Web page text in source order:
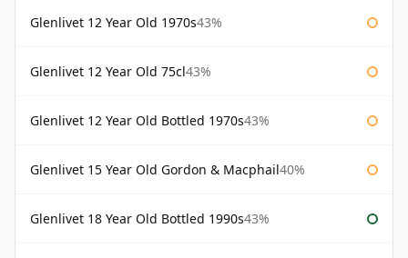
Glenlivet 12 Year Old 1970s43%
Glenlivet 12 Year Old 75cl43%
Glenlivet 12 Year Old Bottled 1970s43%
Glenlivet 15 Year Old Gordon & Macphail40%
Glenlivet 18 Year Old Bottled 1990s43%